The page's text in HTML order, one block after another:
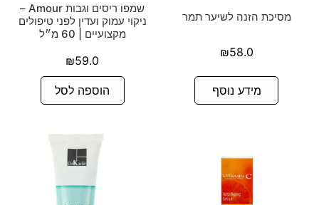
מסיכת הזנה לשיער תמר
₪58.0
מידע נוסף
שמפו ריסים וגבות Amour –
ניקוי עמוק ועדין לפני טיפולים
מקצועיים | 60 מ״ל
₪59.0
הוספה לסל